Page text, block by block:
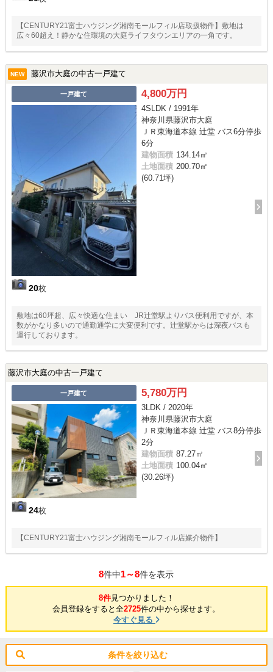
【CENTURY21富士ハウジング湘南モールフィル店取扱物件】敷地は
広々60超え！静かな住環境の大庭ライフタウンエリアの一角です。
NEW 藤沢市大庭の中古一戸建て
一戸建て
20枚
4,800万円
4SLDK / 1991年
神奈川県藤沢市大庭
ＪＲ東海道本線 辻堂 バス6分停歩
6分
建物面積 134.14㎡
土地面積 200.70㎡
(60.71坪)
敷地は60坪超、広々快適な住まい JR辻堂駅よりバス便利用ですが、本
数がかなり多いので通勤通学に大変便利です。辻堂駅からは深夜バスも
運行しております。
藤沢市大庭の中古一戸建て
一戸建て
24枚
5,780万円
3LDK / 2020年
神奈川県藤沢市大庭
ＪＲ東海道本線 辻堂 バス8分停歩
2分
建物面積 87.27㎡
土地面積 100.04㎡
(30.26坪)
【CENTURY21富士ハウジング湘南モールフィル店媒介物件】
8件中1～8件を表示
8件見つかりました！
会員登録をすると全2725件の中から探せます。
今すぐ見る
条件を絞り込む